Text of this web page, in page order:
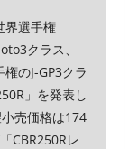
界選手権
クラス、
のJ-GP3クラ
」を発表し
売価格は174
CBR250Rレ